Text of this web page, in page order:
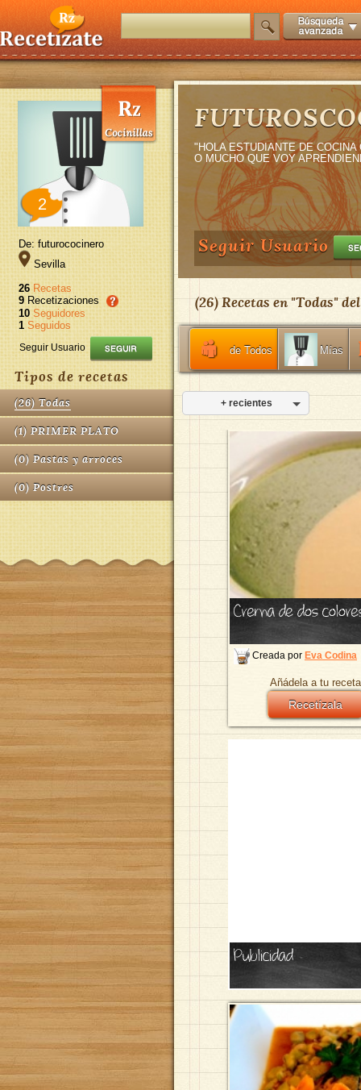
2
De: futurococinero
Sevilla
26 Recetas
9Recetizaciones
10 Seguidores
1 Seguidos
Seguir Usuario
Tipos de recetas
(26) Todas
(1) PRIMER PLATO
(0) Pastas y arroces
(0) Postres
"HOLA ESTUDIANTE DE
O MUCHO QUE VOY
Seguir Usuario
(26) Recetas en "Todas"
de Todos Mías
+ recientes
Crema de dos
Creada por Eva Codina
Añádela a tu
Recetízala
Publicidad